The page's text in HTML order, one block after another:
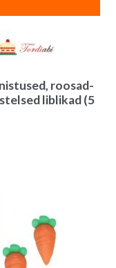
roosad-
liblikad (5